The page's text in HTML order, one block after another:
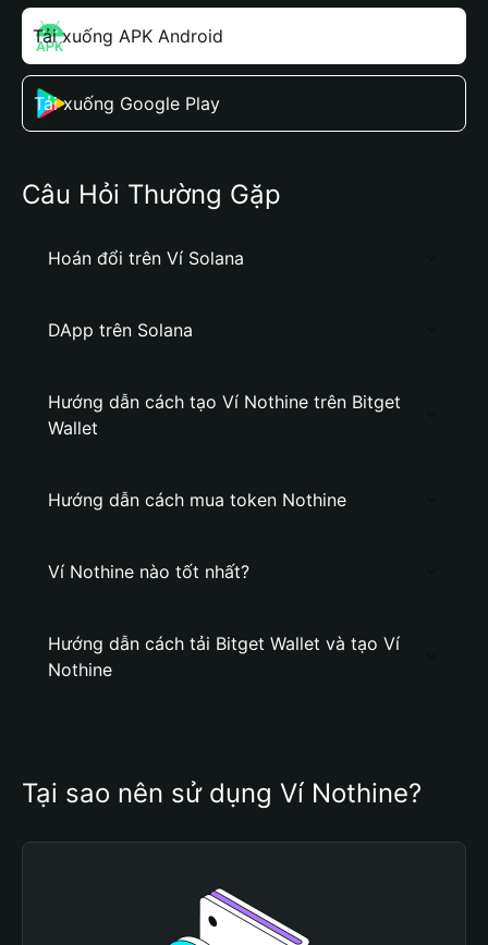
Tải xuống APK Android
Tải xuống Google Play
Câu Hỏi Thường Gặp
Hoán đổi trên Ví Solana
DApp trên Solana
Hướng dẫn cách tạo Ví Nothine trên Bitget
Wallet
Hướng dẫn cách mua token Nothine
Ví Nothine nào tốt nhất?
Hướng dẫn cách tải Bitget Wallet và tạo Ví
Nothine
Tại sao nên sử dụng Ví Nothine?